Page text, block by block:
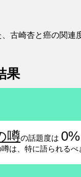
古崎杏と癌の関連
果
噂の話題度は 0%
は、特に語られるべ